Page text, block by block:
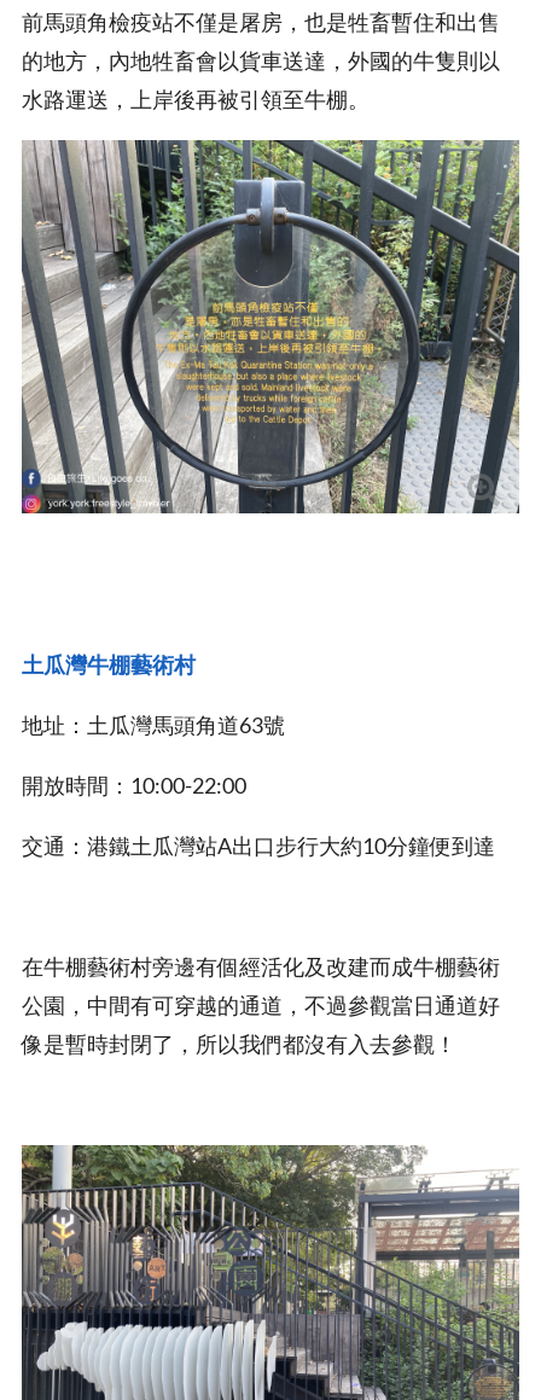
前馬頭角檢疫站不僅是屠房，也是牲畜暫住和出售
的地方，內地牲畜會以貨車送達，外國的牛隻則以
水路運送，上岸後再被引領至牛棚。
土瓜灣牛棚藝術村
地址：土瓜灣馬頭角道63號
開放時間：10:00-22:00
交通：港鐵土瓜灣站A出口步行大約10分鐘便到達
在牛棚藝術村旁邊有個經活化及改建而成牛棚藝術
公園，中間有可穿越的通道，不過參觀當日通道好
像是暫時封閉了，所以我們都沒有入去參觀！